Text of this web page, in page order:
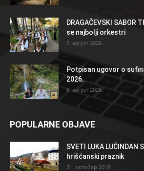
DRAGAČEVSKI SABOR
se najbolji orkestri
7. август 2026.
Potpisan ugovor o
2026.
6. август 2026.
POPULARNE OBJAVE
SVETI LUKA LUČINDAN
hrišćanski praznik
31. октобар 2018.